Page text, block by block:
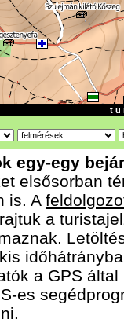
t u
egy-egy
elsősorban
is. A
a
a GPS
es